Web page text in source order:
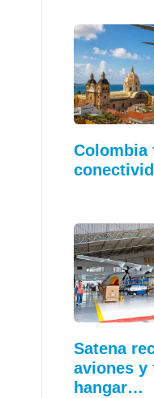
Colombia
Satena
aviones y
hangar…